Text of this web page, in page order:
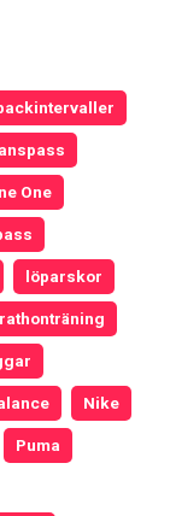
One
löparskor
Nike
Puma